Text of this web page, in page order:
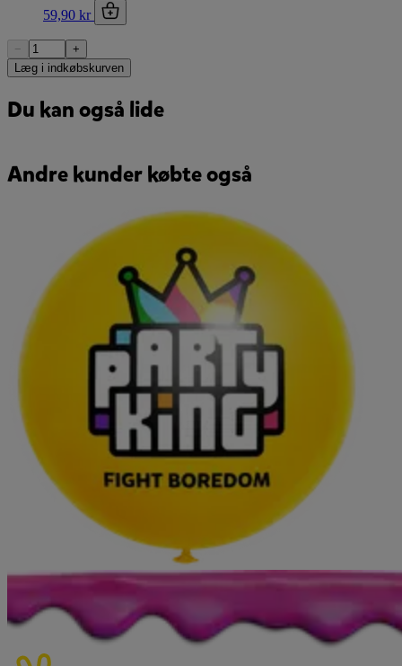
59,90 kr
−
+
Læg i indkøbskurven
Du kan også lide
Andre kunder købte også